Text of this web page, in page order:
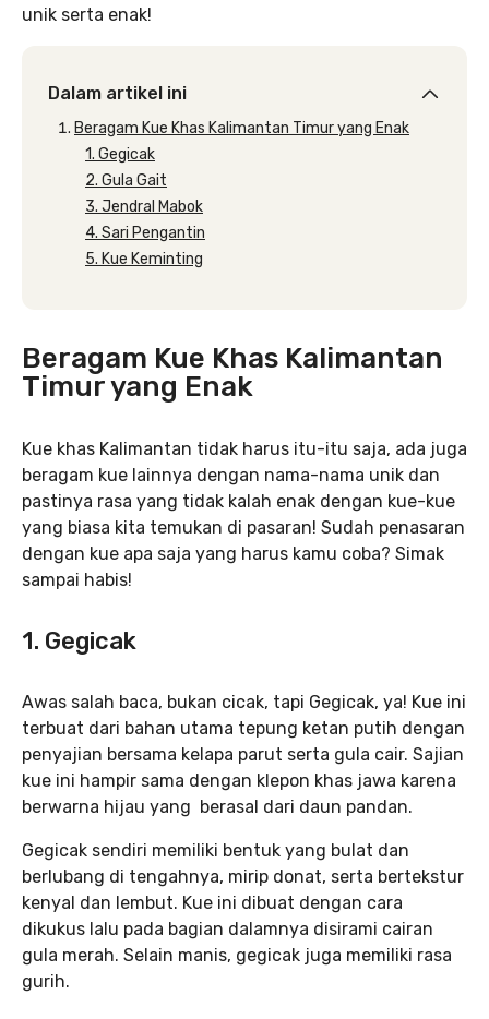
unik serta enak!
Dalam artikel ini
Beragam Kue Khas Kalimantan Timur yang Enak
1. Gegicak
2. Gula Gait
3. Jendral Mabok
4. Sari Pengantin
5. Kue Keminting
Beragam Kue Khas Kalimantan
Timur yang Enak
Kue khas Kalimantan tidak harus itu-itu saja, ada juga
beragam kue lainnya dengan nama-nama unik dan
pastinya rasa yang tidak kalah enak dengan kue-kue
yang biasa kita temukan di pasaran! Sudah penasaran
dengan kue apa saja yang harus kamu coba? Simak
sampai habis!
1. Gegicak
Awas salah baca, bukan cicak, tapi Gegicak, ya! Kue ini
terbuat dari bahan utama tepung ketan putih dengan
penyajian bersama kelapa parut serta gula cair. Sajian
kue ini hampir sama dengan klepon khas jawa karena
berwarna hijau yang berasal dari daun pandan.
Gegicak sendiri memiliki bentuk yang bulat dan
berlubang di tengahnya, mirip donat, serta bertekstur
kenyal dan lembut. Kue ini dibuat dengan cara
dikukus lalu pada bagian dalamnya disirami cairan
gula merah. Selain manis, gegicak juga memiliki rasa
gurih.